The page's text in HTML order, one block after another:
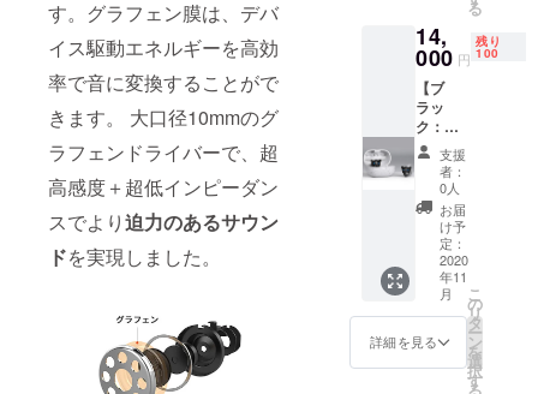
す。グラフェン膜は、デバ
イス駆動エネルギーを高効
率で音に変換することがで
きます。 大口径10mmのグ
ラフェンドライバーで、超
高感度＋超低インピーダン
スでより迫力のあるサウン
ドを実現しました。
予定価
格より
下がる
可能性
もござ
いま
す。
トを通
して想
定を上
回る皆
様から
ご支援
を頂
き、現
在進め
ている
環境か
ら量産
体制を
更に整
えるこ
きた場
合、正
ご支援
の数が
想定を
上回っ
た場
合、製
造工程
上の都
合等に
より出
荷時期
が遅れ
る場合
がござ
いま
本プロ
ジェク
品・返
金はお
受けい
たしか
ねま
す。 ※
開発中
の製品
につき
まして
は、デ
ザイ
ン・仕
様が一
部変更
可能性
もござ
ト ※そ
の他詳
細は製
品概要
でご確
認くだ
さい ＜
保証期
間＞ 商
品受け
取り日
から１
年間
（初期
不良の
み対
象） ＜
格・
24%OF
F の
13,400
円(通常
価格
17,680
円) 特典
2：送料
込み ＜
商品詳
細＞ 製
品名：
Tiger&
Roseワ
イヤレ
スイヤ
る
14,
000 円
残り
100
【ブ
ラッ
ク：特
別価
格・100
名限
定・
20％OF
Tiger&
Roseワ
イヤレ
スイヤ
ホン × 1
個 ＜特
典＞ 特
支援
者：
0人
お届
け予
定：
2020
年11
月
詳細を見る
こ
の
リ
タ
ー
ン
を
選
択
す